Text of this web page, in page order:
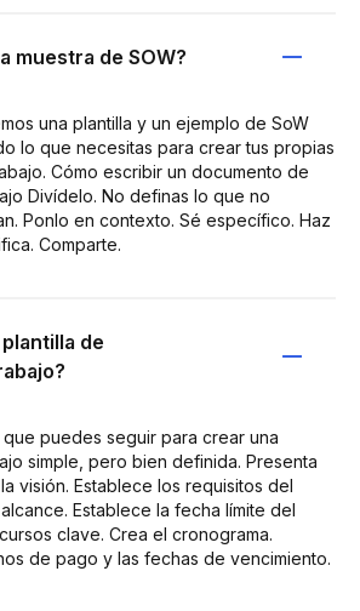
muestra de SOW?
una plantilla y un ejemplo de SoW
lo que necesitas para crear tus propias
Cómo escribir un documento de
Divídelo. No definas lo que no
Ponlo en contexto. Sé específico. Haz
Comparte.
de
puedes seguir para crear una
simple, pero bien definida. Presenta
visión. Establece los requisitos del
Establece la fecha límite del
clave. Crea el cronograma.
de pago y las fechas de vencimiento.